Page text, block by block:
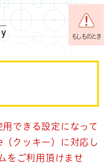
文へ
もしものとき
できる設定になって
クッキー）に対応し
をご利用頂けませ